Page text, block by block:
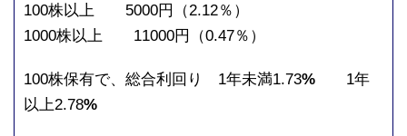
100株以上 5000円（2.12％）
1000株以上 11000円（0.47％）
100株保有で、総合利回り 1年未満1.73% 1年
以上2.78%